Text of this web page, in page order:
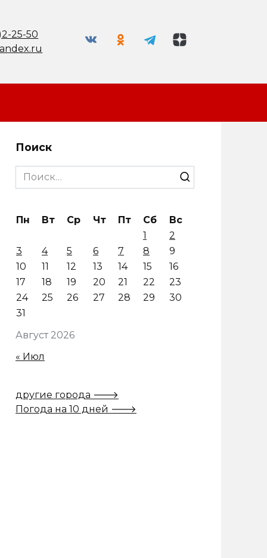
25-50
Поиск
Search
for:
Август 2026
Пн Вт Ср Чт Пт Сб
Вс
1
2
3
4 5 6 7 8
9
10
11 12 13 14 15
16
17
18 19 20 21 22
23
24
25 26 27 28 29
30
31
« Июл
другие города 🡒
Погода на 10 дней 🡒